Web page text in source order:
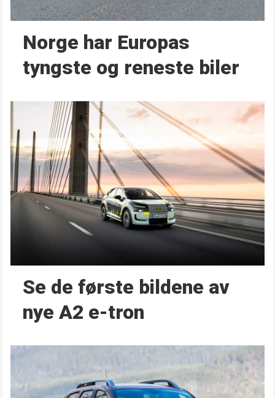
Norge har Europas
tyngste og reneste biler
Se de første bildene av
nye A2 e-tron